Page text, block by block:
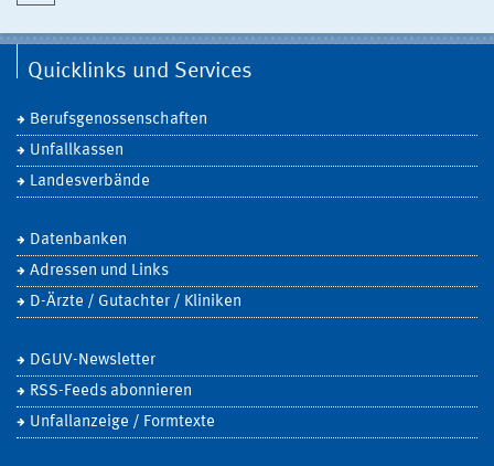
Quicklinks und Services
Berufsgenossenschaften
Unfallkassen
Landesverbände
Datenbanken
Adressen und Links
D-Ärzte / Gutachter / Kliniken
DGUV-Newsletter
RSS-Feeds abonnieren
Unfallanzeige / Formtexte